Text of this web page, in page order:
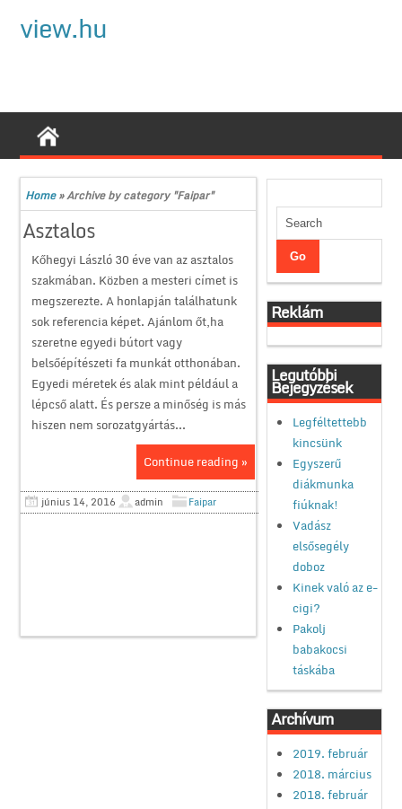
view.hu
Home»Archive by category "Faipar"
Asztalos
Kőhegyi László 30 éve van az asztalos
szakmában. Közben a mesteri címet is
megszerezte. A honlapján találhatunk
sok referencia képet. Ajánlom őt,ha
szeretne egyedi bútort vagy
belsőépítészeti fa munkát otthonában.
Egyedi méretek és alak mint például a
lépcső alatt. És persze a minőség is más
hiszen nem sorozatgyártás...
Continue reading »
június 14, 2016 admin Faipar
Reklám
Legutóbbi
Bejegyzések
Legféltettebb
kincsünk
Egyszerű
diákmunka
fiúknak!
Vadász
elsősegély
doboz
Kinek való az e-
cigi?
Pakolj
babakocsi
táskába
Archívum
2019. február
2018. március
2018. február